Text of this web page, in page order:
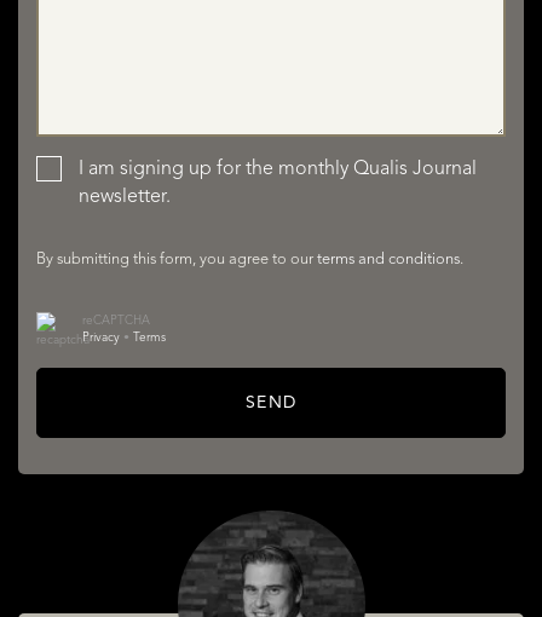
I am signing up for the monthly Qualis Journal
newsletter.
By submitting this form, you agree to our terms and conditions.
reCAPTCHA
Privacy • Terms
SEND
ABOUT QUALIS